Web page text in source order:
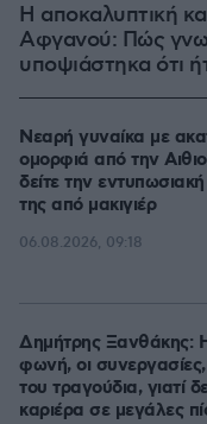
Η αποκαλυπτική
Αφγανού: Πώς
υποψιάστηκα ότι
Νεαρή γυναίκα με
ομορφιά από την
δείτε την
της από μακιγιέρ
06.08.2026, 09:18
Δημήτρης Ξανθάκης:
φωνή, οι
του τραγούδια, γιατί
καριέρα σε μεγάλες